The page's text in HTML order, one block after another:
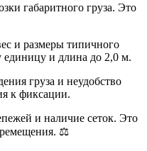
габаритного груза. Это
и размеры типичного
единицу и длина до 2,0 м.
груза и неудобство
к фиксации.
и наличие сеток. Это
⚖️